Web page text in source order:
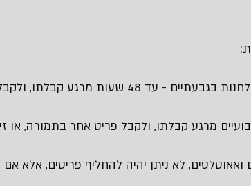
48 שעות מרגע קבלתו, ולקבל החזר כספי.
מרגע קבלתו, ולקבל פריט אחר בתמורה, או
ואאוטלטים, לא ניתן יהיה להחליף פריטים, אלא אם